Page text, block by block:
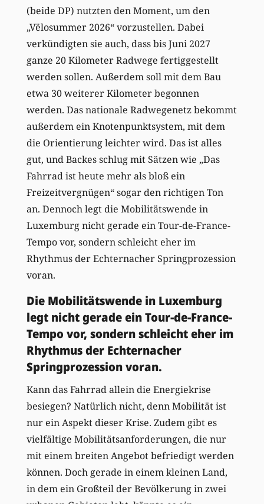
(beide DP) nutzten den Moment, um den
„Vëlosummer 2026“ vorzustellen. Dabei
verkündigten sie auch, dass bis Juni 2027
ganze 20 Kilometer Radwege fertiggestellt
werden sollen. Außerdem soll mit dem Bau
etwa 30 weiterer Kilometer begonnen
werden. Das nationale Radwegenetz bekommt
außerdem ein Knotenpunktsystem, mit dem
die Orientierung leichter wird. Das ist alles
gut, und Backes schlug mit Sätzen wie „Das
Fahrrad ist heute mehr als bloß ein
Freizeitvergnügen“ sogar den richtigen Ton
an. Dennoch legt die Mobilitätswende in
Luxemburg nicht gerade ein Tour-de-France-
Tempo vor, sondern schleicht eher im
Rhythmus der Echternacher Springprozession
voran.
Die Mobilitätswende in Luxemburg
legt nicht gerade ein Tour-de-France-
Tempo vor, sondern schleicht eher im
Rhythmus der Echternacher
Springprozession voran.
Kann das Fahrrad allein die Energiekrise
besiegen? Natürlich nicht, denn Mobilität ist
nur ein Aspekt dieser Krise. Zudem gibt es
vielfältige Mobilitätsanforderungen, die nur
mit einem breiten Angebot befriedigt werden
können. Doch gerade in einem kleinen Land,
in dem ein Großteil der Bevölkerung in zwei